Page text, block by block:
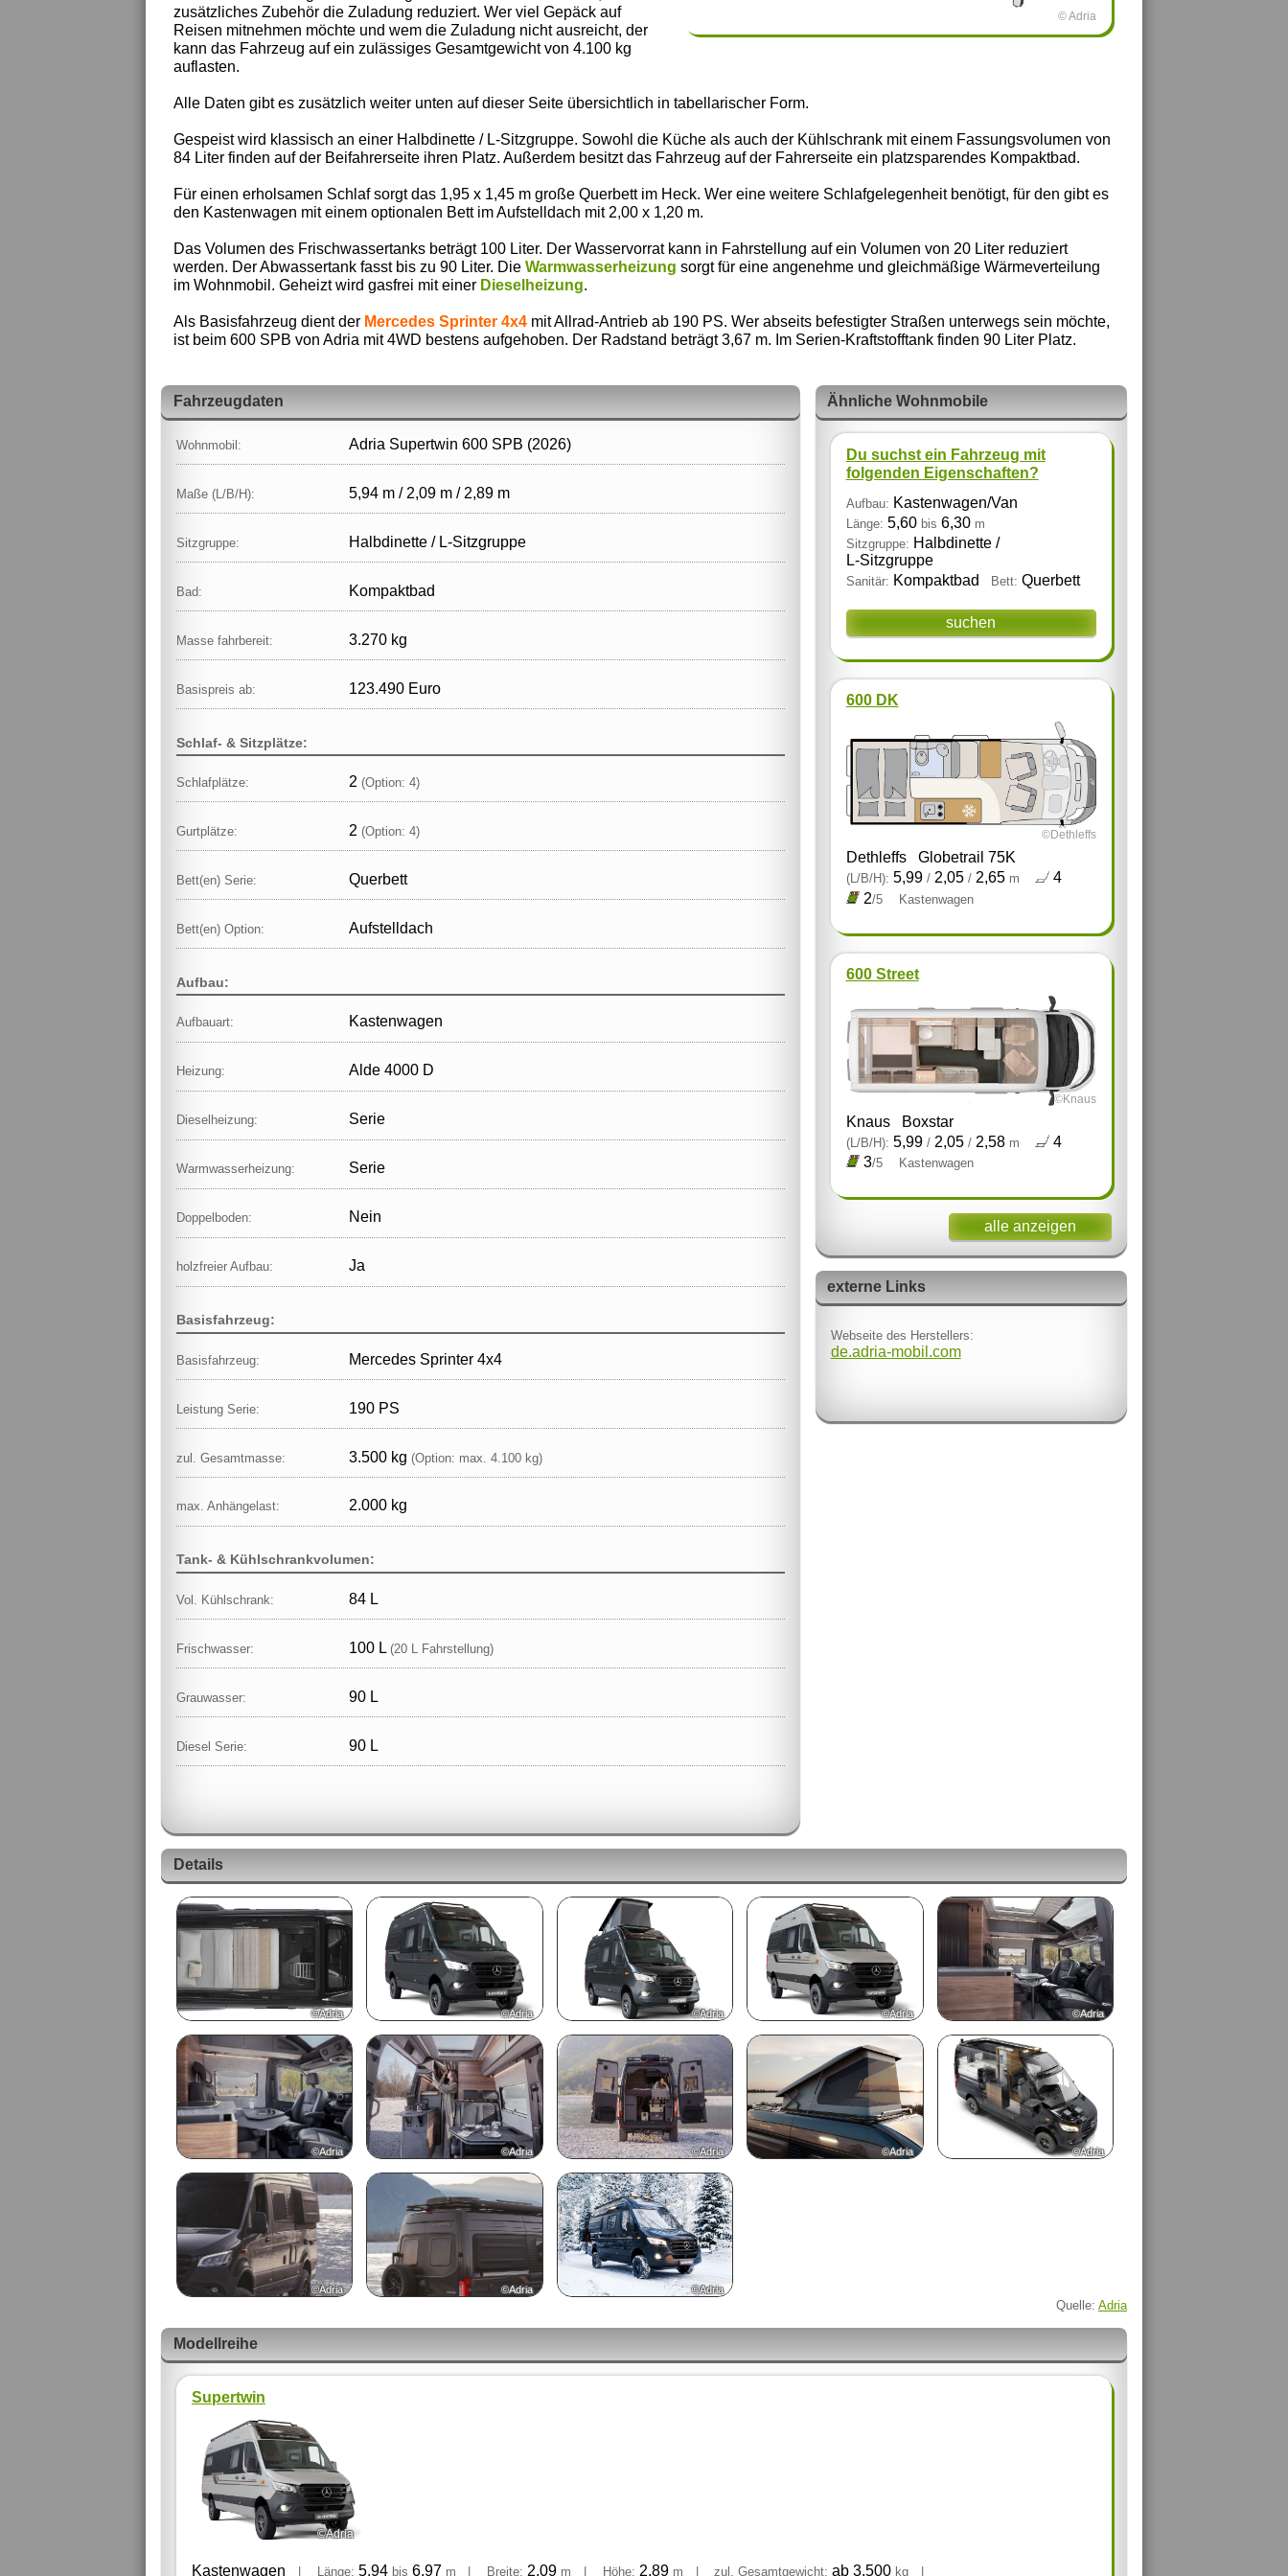
© Adria
zusätzliches Zubehör die Zuladung reduziert. Wer viel Gepäck auf
Reisen mitnehmen möchte und wem die Zuladung nicht ausreicht, der
kann das Fahrzeug auf ein zulässiges Gesamtgewicht von 4.100 kg
auflasten.
Alle Daten gibt es zusätzlich weiter unten auf dieser Seite übersichtlich in tabellarischer Form.
Gespeist wird klassisch an einer Halbdinette / L-Sitzgruppe. Sowohl die Küche als auch der Kühlschrank mit einem Fassungsvolumen von
84 Liter finden auf der Beifahrerseite ihren Platz. Außerdem besitzt das Fahrzeug auf der Fahrerseite ein platzsparendes Kompaktbad.
Für einen erholsamen Schlaf sorgt das 1,95 x 1,45 m große Querbett im Heck. Wer eine weitere Schlafgelegenheit benötigt, für den gibt es
den Kastenwagen mit einem optionalen Bett im Aufstelldach mit 2,00 x 1,20 m.
Das Volumen des Frischwassertanks beträgt 100 Liter. Der Wasservorrat kann in Fahrstellung auf ein Volumen von 20 Liter reduziert
werden. Der Abwassertank fasst bis zu 90 Liter. Die Warmwasserheizung sorgt für eine angenehme und gleichmäßige Wärmeverteilung
im Wohnmobil. Geheizt wird gasfrei mit einer Dieselheizung.
Als Basisfahrzeug dient der Mercedes Sprinter 4x4mit Allrad-Antrieb ab 190 PS. Wer abseits befestigter Straßen unterwegs sein möchte,
ist beim 600 SPB von Adria mit 4WD bestens aufgehoben. Der Radstand beträgt 3,67 m. Im Serien-Kraftstofftank finden 90 Liter Platz.
Fahrzeugdaten
Wohnmobil: Adria Supertwin 600 SPB (2026)
Maße (L/B/H): 5,94 m / 2,09 m / 2,89 m
Sitzgruppe: Halbdinette / L‑Sitzgruppe
Bad: Kompaktbad
Masse fahrbereit: 3.270 kg
Basispreis ab: 123.490 Euro
Schlaf- & Sitzplätze:
Schlafplätze: 2 (Option: 4)
Gurtplätze: 2 (Option: 4)
Bett(en) Serie: Querbett
Bett(en) Option: Aufstelldach
Aufbau:
Aufbauart: Kastenwagen
Heizung: Alde 4000 D
Dieselheizung: Serie
Warmwasserheizung: Serie
Doppelboden: Nein
holzfreier Aufbau: Ja
Basisfahrzeug:
Basisfahrzeug: Mercedes Sprinter 4x4
Leistung Serie: 190 PS
zul. Gesamtmasse: 3.500 kg (Option: max. 4.100 kg)
max. Anhängelast: 2.000 kg
Tank- & Kühlschrankvolumen:
Vol. Kühlschrank: 84 L
Frischwasser: 100 L (20 L Fahrstellung)
Grauwasser: 90 L
Diesel Serie: 90 L
Ähnliche Wohnmobile
Du suchst ein Fahrzeug mit
folgenden Eigenschaften?
Aufbau: Kastenwagen/Van
Länge: 5,60 bis 6,30 m
Sitzgruppe: Halbdinette /
L‑Sitzgruppe
Sanitär: Kompaktbad Bett: Querbett
suchen
600 DK
©Dethleffs
Dethleffs Globetrail 75K
(L/B/H): 5,99 /2,05 /2,65 m
4
2/5 Kastenwagen
600 Street
©Knaus
Knaus Boxstar
(L/B/H): 5,99 /2,05 /2,58 m
4
3/5 Kastenwagen
alle anzeigen
externe Links
Webseite des Herstellers:
de.adria-mobil.com
Details
©Adria ©Adria ©Adria ©Adria ©Adria
©Adria ©Adria ©Adria ©Adria ©Adria
©Adria ©Adria ©Adria
Quelle: Adria
Modellreihe
Supertwin
©Adria
Kastenwagen Länge: 5,94 bis 6,97 m Breite: 2,09 m Höhe: 2,89 m zul. Gesamtgewicht: ab 3.500 kg